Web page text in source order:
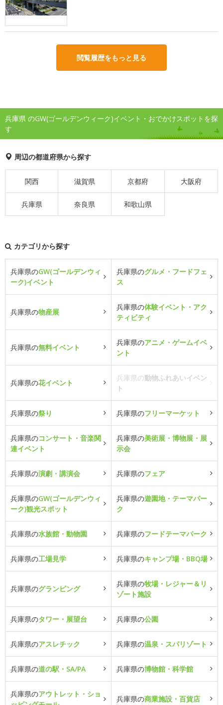
閲覧履歴をもっと見る
兵庫県 のGW(ゴールデンウィーク)イベント・おでかけスポットを探
す
周辺の都道府県から探す
関西 滋賀県 京都府 大阪府
兵庫県 奈良県 和歌山県
カテゴリから探す
兵庫県のGW(ゴールデンウィ
ーク)イベント
兵庫県のグルメ・フードフェ
ス
兵庫県の物産展
兵庫県の体験イベント・アク
ティビティ
兵庫県の無料イベント
兵庫県のアニメ・ゲームイベ
ント
兵庫県の花イベント
兵庫県の動物ふれあいイベン
ト
兵庫県の祭り 兵庫県のフリーマーケット
兵庫県のコンサート・音楽関
連イベント
兵庫県の美術展・博物展・展
示会
兵庫県の演劇・講演会 兵庫県のフェア
兵庫県のGW(ゴールデンウィ
ーク)観光スポット
兵庫県の遊園地・テーマパー
ク
兵庫県の水族館・動物園 兵庫県のフードテーマパーク
兵庫県の工場見学 兵庫県のキャンプ場・BBQ場
兵庫県のグランピング
兵庫県の牧場・レジャー＆リ
ゾート施設
兵庫県のタワー・展望台 兵庫県の公園
兵庫県のアスレチック 兵庫県の温泉・スパリゾート
兵庫県の道の駅・SA/PA 兵庫県の博物館・科学館
兵庫県のアウトレット・ショ
兵庫県の商業施設・百貨店